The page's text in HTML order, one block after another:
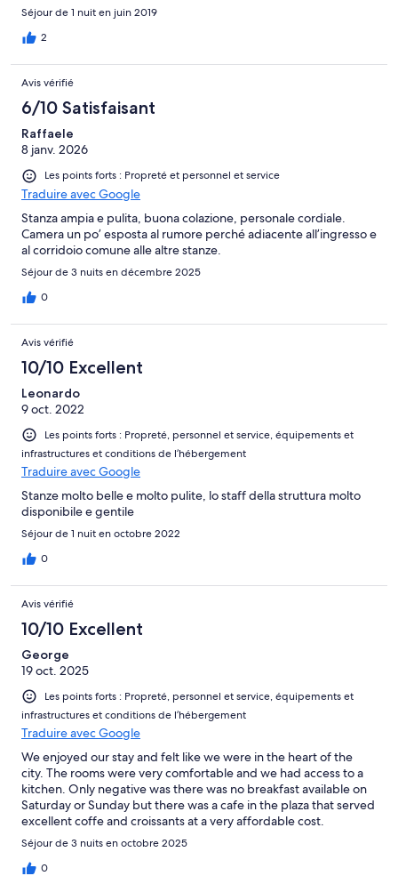
Séjour de 1 nuit en juin 2019
2
Avis vérifié
6/10 Satisfaisant
Raffaele
8 janv. 2026
Les points forts : Propreté et personnel et service
Traduire avec Google
Stanza ampia e pulita, buona colazione, personale cordiale.
Camera un po’ esposta al rumore perché adiacente all’ingresso e
al corridoio comune alle altre stanze.
Séjour de 3 nuits en décembre 2025
0
Avis vérifié
10/10 Excellent
Leonardo
9 oct. 2022
Les points forts : Propreté, personnel et service, équipements et
infrastructures et conditions de l’hébergement
Traduire avec Google
Stanze molto belle e molto pulite, lo staff della struttura molto
disponibile e gentile
Séjour de 1 nuit en octobre 2022
0
Avis vérifié
10/10 Excellent
George
19 oct. 2025
Les points forts : Propreté, personnel et service, équipements et
infrastructures et conditions de l’hébergement
Traduire avec Google
We enjoyed our stay and felt like we were in the heart of the
city. The rooms were very comfortable and we had access to a
kitchen. Only negative was there was no breakfast available on
Saturday or Sunday but there was a cafe in the plaza that served
excellent coffe and croissants at a very affordable cost.
Séjour de 3 nuits en octobre 2025
0